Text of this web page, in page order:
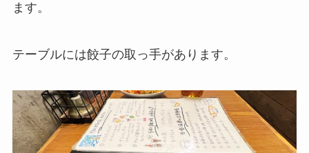
ます。
テーブルには餃子の取っ手があります。